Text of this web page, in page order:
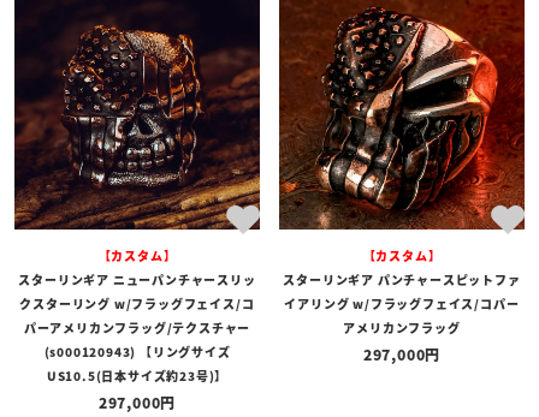
【カスタム】
スターリンギア ニューパンチャースリッ
クスターリング w/フラッグフェイス/コ
パーアメリカンフラッグ/テクスチャー
(s000120943) 【リングサイズ
US10.5(日本サイズ約23号)】
297,000
【カスタム】
スターリンギア パンチャースピットファ
イアリング w/フラッグフェイス/コパー
アメリカンフラッグ
297,000